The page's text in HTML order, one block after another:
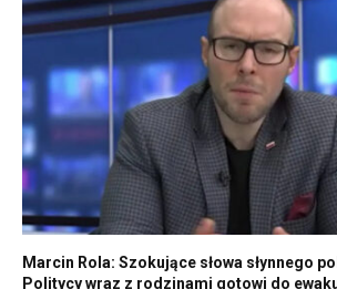
Marcin Rola: Szokujące słowa słynnego
Politycy wraz z rodzinami gotowi do